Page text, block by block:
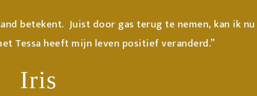
betekent. Juist door gas terug te nemen, kan ik
Tessa heeft mijn leven positief veranderd.”
Iris